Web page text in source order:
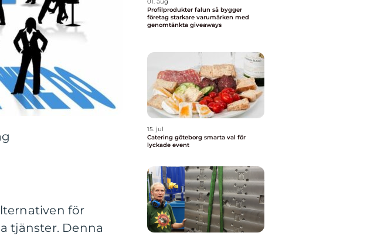
för
tjänster. Denna
Profilprodukter falun så bygger
företag starkare varumärken med
genomtänkta giveaways
15. jul
Catering göteborg smarta val för
lyckade event